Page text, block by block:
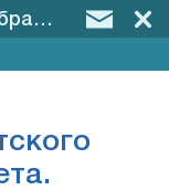
Разделы коллекции и группы образцов –